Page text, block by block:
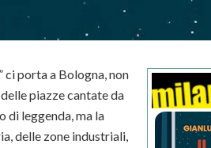
ci porta a Bologna, non
piazze cantate da
di leggenda, ma la
delle zone industriali,